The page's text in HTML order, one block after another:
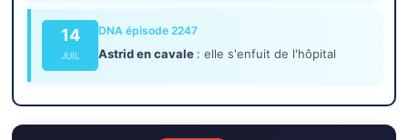
14
JUIL
DNA épisode 2247
Astrid en cavale : elle s'enfuit de l'hôpital